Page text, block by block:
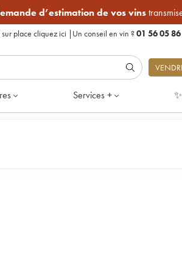
d’estimation de vos vins
sur place cliquez ici | Un conseil en vin ?01 56 05
Services + ✨